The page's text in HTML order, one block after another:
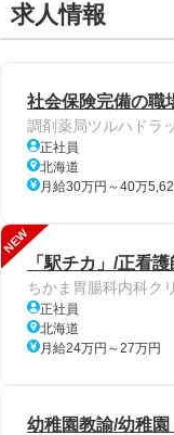
求人情報
社会保険完備の職
調剤薬局ツルハドラ
正社員
北海道
月給30万円～40万
NEW
「駅チカ」/正看
ちかま胃腸科内科ク
正社員
北海道
月給24万円～27万円
幼稚園教諭/幼稚